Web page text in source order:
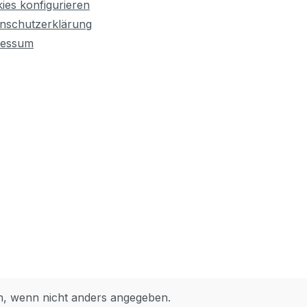
konfigurieren
wenn nicht anders angegeben.